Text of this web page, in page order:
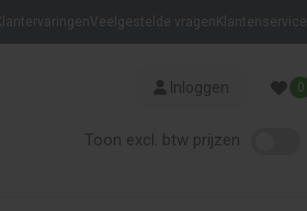
Veelgestelde vragen Klantenservice
Inloggen 0
Toon excl. btw prijzen